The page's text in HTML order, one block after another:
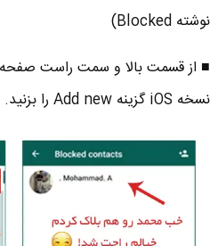
نوشته Blocked)
■ از قسمت بالا و سمت راست
نسخه iOS گزینه Add new را بزنید.